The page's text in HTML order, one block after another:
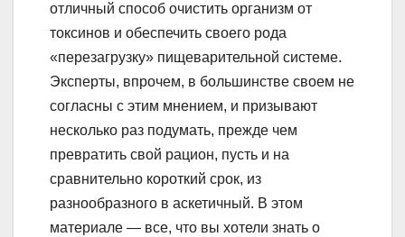
отличный способ очистить организм от
токсинов и обеспечить своего рода
«перезагрузку» пищеварительной системе.
Эксперты, впрочем, в большинстве своем не
согласны с этим мнением, и призывают
несколько раз подумать, прежде чем
превратить свой рацион, пусть и на
сравнительно короткий срок, из
разнообразного в аскетичный. В этом
материале — все, что вы хотели знать о